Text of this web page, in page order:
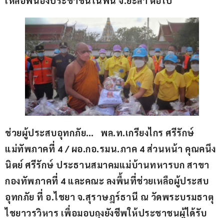
ช่วยผู้ประสบอุทกภัย…   พล.ท.เกรียงไกร ศรีรักษ์
แม่ทัพภาคที่ 4 / ผอ.กอ.รมน.ภาค 4 ส่วนหน้า คุณคนึง
นิตย์ ศรีรักษ์ ประธานสมาคมแม่บ้านทหารบก สาขา
กองทัพภาคที่ 4 และคณะ ลงพื้นที่ช่วยเหลือผู้ประสบ
อุทกภัย ที่ อ.ไชยา จ.สุราษฎร์ธานี ณ วัดพระบรมธาตุ
ไชยาวรวิหาร เพื่อมอบถุงยังชีพให้ประชาชนผู้ได้รับ